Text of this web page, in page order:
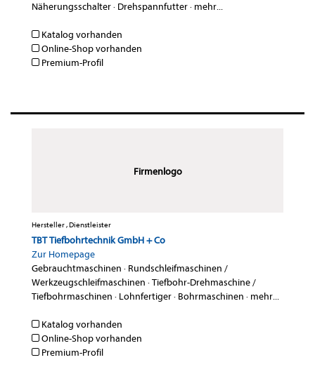
Näherungsschalter· Drehspannfutter· mehr...
Katalog vorhanden
Online-Shop vorhanden
Premium-Profil
Firmenlogo
Hersteller , Dienstleister
TBT Tiefbohrtechnik GmbH + Co
Zur Homepage
Gebrauchtmaschinen · Rundschleifmaschinen /
Werkzeugschleifmaschinen ·Tiefbohr-Drehmaschine /
Tiefbohrmaschinen · Lohnfertiger· Bohrmaschinen · mehr...
Katalog vorhanden
Online-Shop vorhanden
Premium-Profil